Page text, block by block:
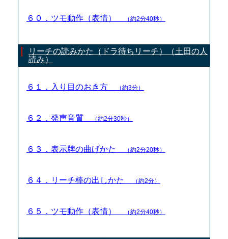
６０．ツモ動作（表情） （約2分40秒）
リーチの読みかた（ドラ待ちリーチ）（土田の人
読み）
６１．入り目のおき方 （約3分）
６２．発声音質 （約2分30秒）
６３．表示牌の曲げかた （約2分20秒）
６４．リーチ棒の出しかた （約2分）
６５．ツモ動作（表情） （約2分40秒）